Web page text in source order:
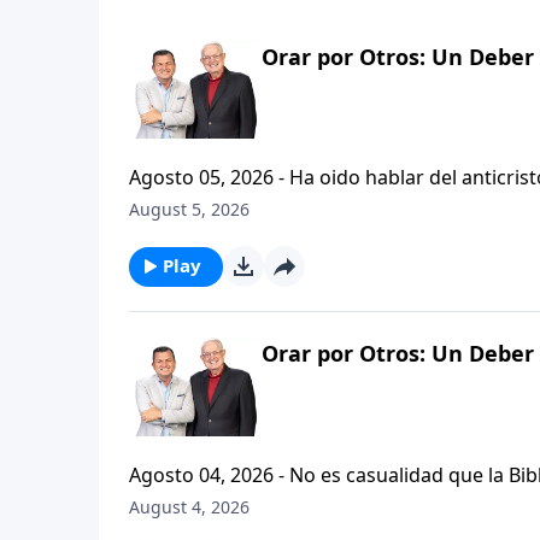
Orar por Otros: Un
Agosto 05, 2026 - Ha oido hablar del anticristo? Hoy vamos a escuchar al pastor Carlos A. Zazueta
que se refiere la Biblia cuando usa la palabra
August 5, 2026
Play
Orar por Otros: Un Deber
Agosto 04, 2026 - No es casualidad que la Biblia contenga
profetas, apostoles...de gente comun y
August 4, 2026